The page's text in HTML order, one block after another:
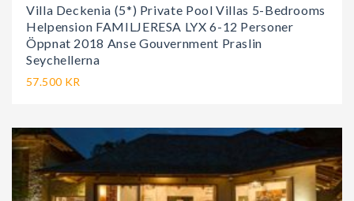
Villa Deckenia (5*) Private Pool Villas 5-Bedrooms
Helpension FAMILJERESA LYX 6-12 Personer
Öppnat 2018 Anse Gouvernment Praslin
Seychellerna
57.500 KR